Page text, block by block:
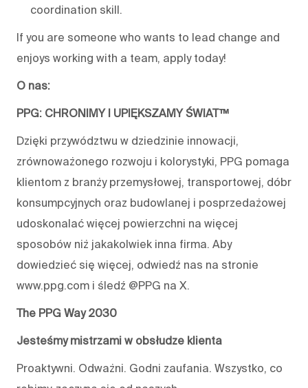
coordination skill.
If you are someone who wants to lead change and
enjoys working with a team, apply today!
O nas:
PPG: CHRONIMY I UPIĘKSZAMY ŚWIAT™
Dzięki przywództwu w dziedzinie innowacji,
zrównoważonego rozwoju i kolorystyki, PPG pomaga
klientom z branży przemysłowej, transportowej, dóbr
konsumpcyjnych oraz budowlanej i posprzedażowej
udoskonalać więcej powierzchni na więcej
sposobów niż jakakolwiek inna firma. Aby
dowiedzieć się więcej, odwiedź nas na stronie
www.ppg.com i śledź @PPG na X.
The PPG Way 2030
Jesteśmy mistrzami w obsłudze klienta
Proaktywni. Odważni. Godni zaufania. Wszystko, co